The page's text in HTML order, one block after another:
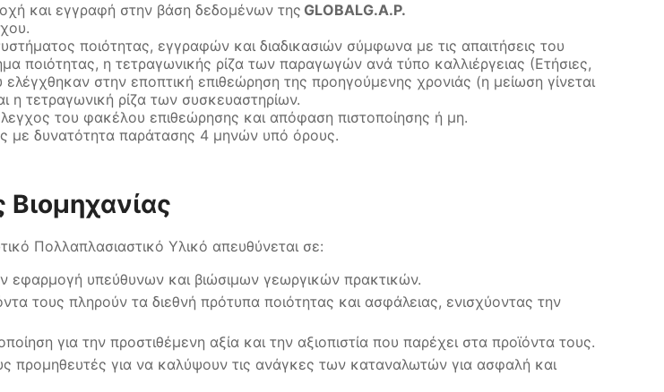
και εγγραφή στην βάση δεδομένων της GLOBALG.A.P.
ποιότητας, εγγραφών και διαδικασιών σύμφωνα με τις απαιτήσεις του
ποιότητας, η τετραγωνικής ρίζα των παραγωγών ανά τύπο καλλιέργειας (Ετήσιες,
στην εποπτική επιθεώρηση της προηγούμενης χρονιάς (η μείωση γίνεται
τετραγωνική ρίζα των συσκευαστηρίων.
του φακέλου επιθεώρησης και απόφαση πιστοποίησης ή μη.
με δυνατότητα παράτασης 4 μηνών υπό όρους.
Βιομηχανίας
Πολλαπλασιαστικό Υλικό απευθύνεται σε:
εφαρμογή υπεύθυνων και βιώσιμων γεωργικών πρακτικών.
τους πληρούν τα διεθνή πρότυπα ποιότητας και ασφάλειας, ενισχύοντας την
για την προστιθέμενη αξία και την αξιοπιστία που παρέχει στα προϊόντα τους.
προμηθευτές για να καλύψουν τις ανάγκες των καταναλωτών για ασφαλή και